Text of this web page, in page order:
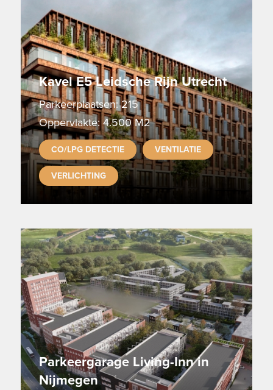
Kavel E5 Leidsche Rijn Utrecht
Parkeerplaatsen: 215
Oppervlakte: 4.500 M2
CO/LPG DETECTIE VENTILATIE
VERLICHTING
Parkeergarage Living-Inn in
Nijmegen